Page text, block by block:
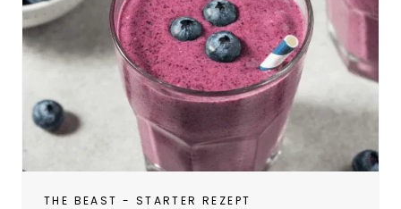
THE BEAST - STARTER REZEPT